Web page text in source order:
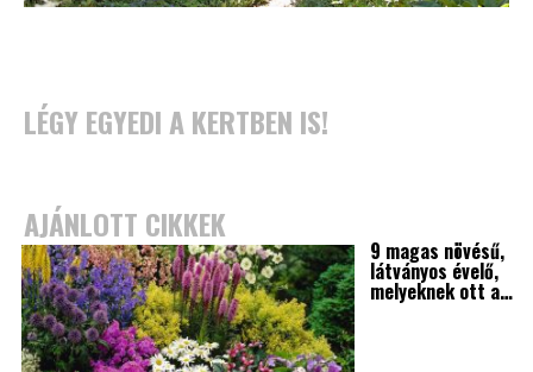
LÉGY EGYEDI A KERTBEN IS!
AJÁNLOTT CIKKEK
9 magas növésű,
látványos évelő,
melyeknek ott a…